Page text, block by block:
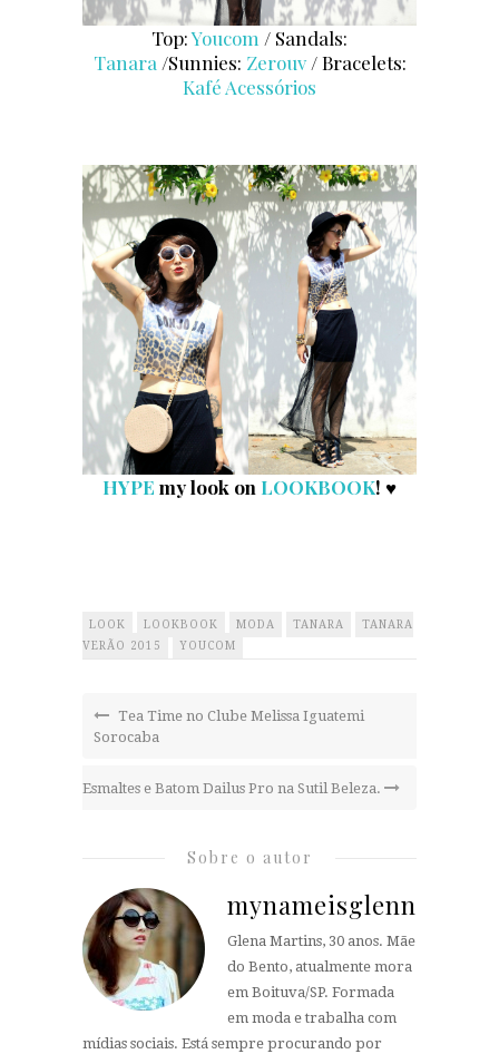
Top:Youcom / Sandals:
Tanara /Sunnies: Zerouv/ Bracelets:
Kafé Acessórios
HYPE my look on LOOKBOOK! ♥
LOOK LOOKBOOK MODA TANARA
TANARA
VERÃO 2015
YOUCOM
Tea Time no Clube Melissa Iguatemi
Sorocaba
Esmaltes e Batom Dailus Pro na Sutil Beleza.
Sobre o autor
mynameisglenn
Glena Martins, 30 anos. Mãe
do Bento, atualmente mora
em Boituva/SP. Formada
em moda e trabalha com
mídias sociais. Está sempre procurando por